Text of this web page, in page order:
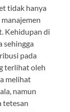
tidak hanya
Kehidupan di
sehingga
pada
terlihat oleh
melihat
namun
tetesan